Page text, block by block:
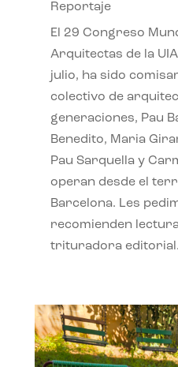
Reportaje
El 29 Congreso
Arquitectas de la
julio, ha sido
colectivo de
generaciones, Pau
Benedito, Maria
Pau Sarquella y
operan desde el
Barcelona. Les
recomienden
trituradora editorial.